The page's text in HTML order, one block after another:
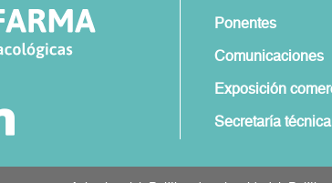
Ponentes
Comunicaciones
Exposición
Secretaría técnica